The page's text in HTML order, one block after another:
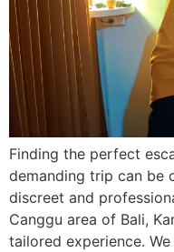
Finding the perfect
demanding trip can be
discreet and
Canggu area of Bali,
tailored experience.